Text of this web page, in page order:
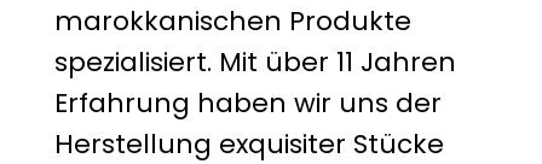
marokkanischen Produkte
spezialisiert. Mit über 11 Jahren
Erfahrung haben wir uns der
Herstellung exquisiter Stücke